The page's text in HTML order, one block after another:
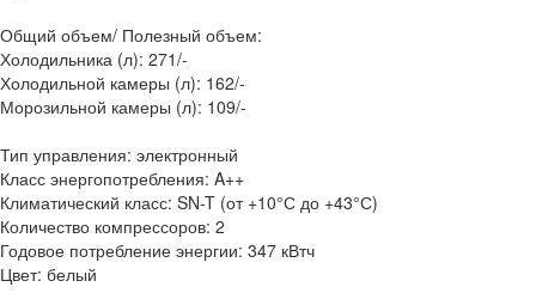
Общий объем/ Полезный объем:
Холодильника (л): 271/-
Холодильной камеры (л): 162/-
Морозильной камеры (л): 109/-
Тип управления: электронный
Класс энергопотребления: A++
Климатический класс: SN-T (от +10°С до +43°С)
Количество компрессоров: 2
Годовое потребление энергии: 347 кВтч
Цвет: белый